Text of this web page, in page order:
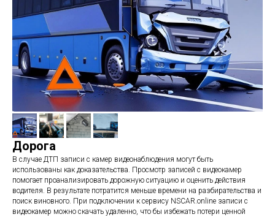
Дорога
В случае ДТП записи с камер видеонаблюдения могут быть
использованы как доказательства. Просмотр записей с видеокамер
помогает проанализировать дорожную ситуацию и оценить действия
водителя. В результате потратится меньше времени на разбирательства и
поиск виновного. При подключении к сервису NSCAR.online записи с
видеокамер можно скачать удаленно, что бы избежать потери ценной